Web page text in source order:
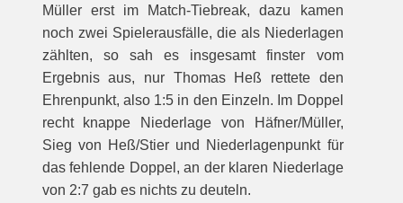
Müller erst im Match-Tiebreak, dazu kamen
noch zwei Spielerausfälle, die als Niederlagen
zählten, so sah es insgesamt finster vom
Ergebnis aus, nur Thomas Heß rettete den
Ehrenpunkt, also 1:5 in den Einzeln. Im Doppel
recht knappe Niederlage von Häfner/Müller,
Sieg von Heß/Stier und Niederlagenpunkt für
das fehlende Doppel, an der klaren Niederlage
von 2:7 gab es nichts zu deuteln.